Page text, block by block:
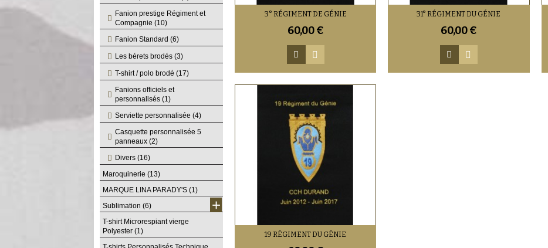
Fanion prestige Régiment et
Compagnie (10)
Fanion Standard (6)
Les bérets brodés (3)
T-shirt / polo brodé (17)
Fanions officiels et
personnalisés (1)
Serviette personnalisée (4)
Casquette personnalisée 5
panneaux (2)
Divers (16)
Maroquinerie (13)
MARQUE LINA PARADY'S (1)
Sublimation (6) +
T-shirt Microrespiant vierge
Polyester (1)
3° RÉGIMENT DE GÉNIE
60,00 €
31° RÉGIMENT DU GÉNIE
60,00 €
19 RÉGIMENT DU GÉNIE